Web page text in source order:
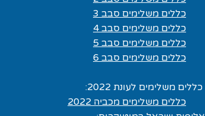
כללים משלימים סבב 3
כללים משלימים סבב 4
כללים משלימים סבב 5
כללים משלימים סבב 6
כללים משלימים לעונת 2022:
כללים משלימים מכביה 2022